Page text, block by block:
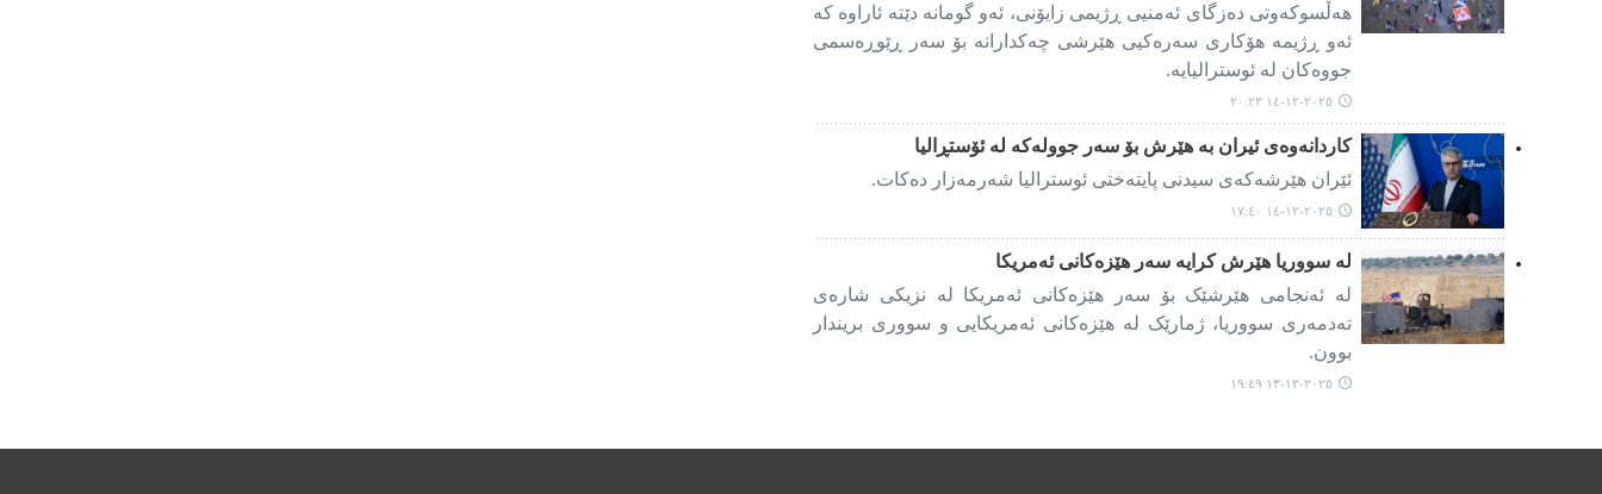
هەڵسوکەوتی دەزگای ئەمنیی ڕژیمی زایۆنی، ئەو گومانە دێتە ئاراوە کە
ئەو ڕژیمە هۆکاری سەرەکیی هێرشی چەکدارانە بۆ سەر ڕێوڕەسمی
جووەکان لە ئوسترالیایە.
٢٠٢٥-١٢-١٤ ٢٠:٢٣
کاردانەوەی ئیران بە هێرش بۆ سەر جوولەکە لە ئۆستڕالیا
ئێران هێرشەکەی سیدنی پایتەختی ئوسترالیا شەرمەزار دەکات.
٢٠٢٥-١٢-١٤ ١٧:٤٠
لە سووریا هێرش کرایە سەر هێزەکانی ئەمریکا
لە ئەنجامی هێرشێک بۆ سەر هێزەکانی ئەمریکا لە نزیکی شارەی
تەدمەری سووریا، ژمارێک لە هێزەکانی ئەمریکایی و سووری بریندار
بوون.
٢٠٢٥-١٢-١٣ ١٩:٤٩